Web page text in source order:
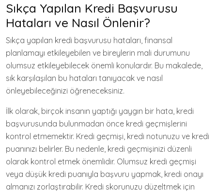
Sıkça Yapılan Kredi Başvurusu
Hataları ve Nasıl Önlenir?
Sıkça yapılan kredi başvurusu hataları, finansal
planlamayı etkileyebilen ve bireylerin mali durumunu
olumsuz etkileyebilecek önemli konulardır. Bu makalede,
sık karşılaşılan bu hataları tanıyacak ve nasıl
önleyebileceğinizi öğreneceksiniz.
İlk olarak, birçok insanın yaptığı yaygın bir hata, kredi
başvurusunda bulunmadan önce kredi geçmişlerini
kontrol etmemektir. Kredi geçmişi, kredi notunuzu ve kredi
puanınızı belirler. Bu nedenle, kredi geçmişinizi düzenli
olarak kontrol etmek önemlidir. Olumsuz kredi geçmişi
veya düşük kredi puanıyla başvuru yapmak, kredi onayı
almanızı zorlaştırabilir. Kredi skorunuzu düzeltmek için